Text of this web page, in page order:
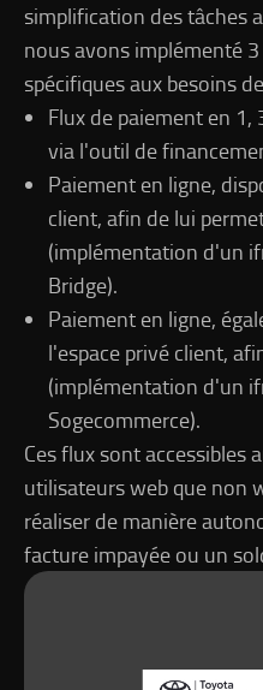
simplification des tâches
nous avons implémenté
spécifiques aux besoins
Flux de paiement en 1,
via l'outil de
Paiement en ligne,
client, afin de lui
(implémentation d'un
Bridge).
Paiement en ligne,
l'espace privé client,
(implémentation d'un
Sogecommerce).
Ces flux sont accessibles
utilisateurs web que non
réaliser de manière
facture impayée ou un